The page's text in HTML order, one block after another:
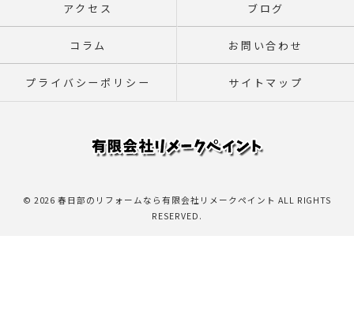
アクセス ブログ
コラム お問い合わせ
プライバシーポリシー サイトマップ
© 2026 春日部のリフォームなら有限会社リメークペイント ALL RIGHTS
RESERVED.